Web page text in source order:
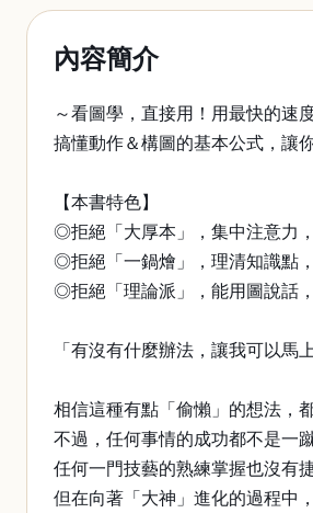
內容簡介
～看圖學，直接用！用最快的速
搞懂動作＆構圖的基本公式，讓
【本書特色】
◎拒絕「大厚本」，集中注意力
◎拒絕「一鍋燴」，理清知識點
◎拒絕「理論派」，能用圖說話
「有沒有什麼辦法，讓我可以馬
相信這種有點「偷懶」的想法，
不過，任何事情的成功都不是一
任何一門技藝的熟練掌握也沒有
但在向著「大神」進化的過程中